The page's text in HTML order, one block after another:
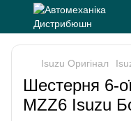
Isuzu Оригінал
Шестерня 6-
MZZ6 Isuzu